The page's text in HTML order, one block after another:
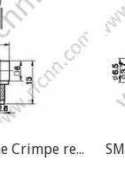
SMB-männliche Crimpe rechtwinklig für RG174 RF-Anschluss